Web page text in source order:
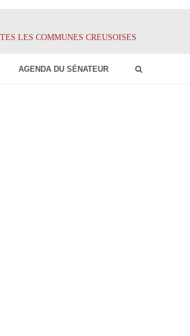
LES COMMUNES CREUSOISES
AGENDA DU SÉNATEUR